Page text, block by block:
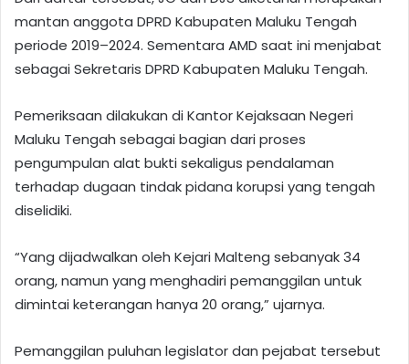
mantan anggota DPRD Kabupaten Maluku Tengah
periode 2019–2024. Sementara AMD saat ini menjabat
sebagai Sekretaris DPRD Kabupaten Maluku Tengah.
Pemeriksaan dilakukan di Kantor Kejaksaan Negeri
Maluku Tengah sebagai bagian dari proses
pengumpulan alat bukti sekaligus pendalaman
terhadap dugaan tindak pidana korupsi yang tengah
diselidiki.
“Yang dijadwalkan oleh Kejari Malteng sebanyak 34
orang, namun yang menghadiri pemanggilan untuk
dimintai keterangan hanya 20 orang,” ujarnya.
Pemanggilan puluhan legislator dan pejabat tersebut